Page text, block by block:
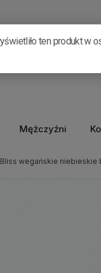
Mężczyźni
Bliss wegańskie